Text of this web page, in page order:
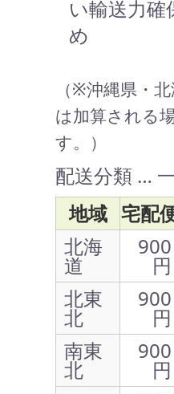
い輸送力確
め
（※沖縄県・
は加算される
す。）
配送分類 …
地域 宅配
北海
道
900
円
北東
北
900
円
南東
北
900
円